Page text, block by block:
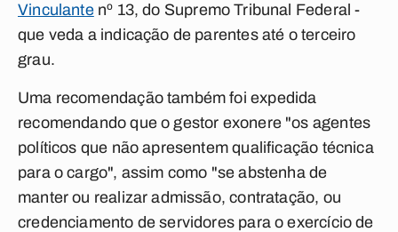
Vinculantenº 13, do Supremo Tribunal Federal -
que veda a indicação de parentes até o terceiro
grau.
Uma recomendação também foi expedida
recomendando que o gestor exonere "os agentes
políticos que não apresentem qualificação técnica
para o cargo", assim como "se abstenha de
manter ou realizar admissão, contratação, ou
credenciamento de servidores para o exercício de